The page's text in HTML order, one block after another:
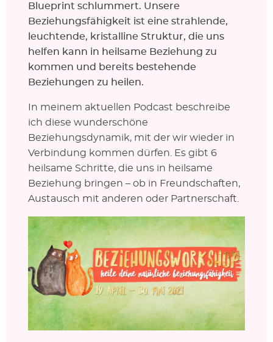
Blueprint schlummert. Unsere
Beziehungsfähigkeit ist eine strahlende,
leuchtende, kristalline Struktur, die uns
helfen kann in heilsame Beziehung zu
kommen und bereits bestehende
Beziehungen zu heilen.
In meinem aktuellen Podcast beschreibe
ich diese wunderschöne
Beziehungsdynamik, mit der wir wieder in
Verbindung kommen dürfen. Es gibt 6
heilsame Schritte, die uns in heilsame
Beziehung bringen – ob in Freundschaften,
Austausch mit anderen oder Partnerschaft.